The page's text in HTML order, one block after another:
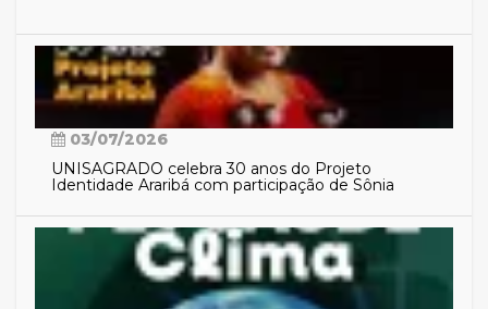
03/07/2026
UNISAGRADO celebra 30 anos do Projeto
Identidade Araribá com participação de Sônia